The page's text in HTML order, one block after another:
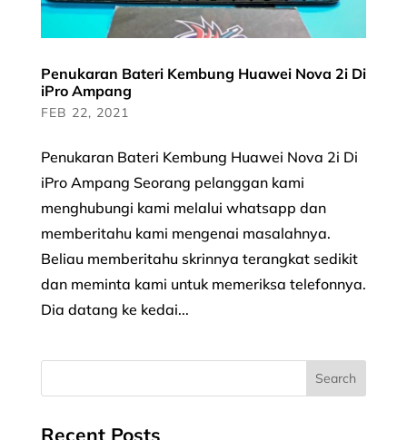
Penukaran Bateri Kembung Huawei Nova 2i Di
iPro Ampang
FEB 22, 2021
Penukaran Bateri Kembung Huawei Nova 2i Di
iPro Ampang Seorang pelanggan kami
menghubungi kami melalui whatsapp dan
memberitahu kami mengenai masalahnya.
Beliau memberitahu skrinnya terangkat sedikit
dan meminta kami untuk memeriksa telefonnya.
Dia datang ke kedai...
Recent Posts